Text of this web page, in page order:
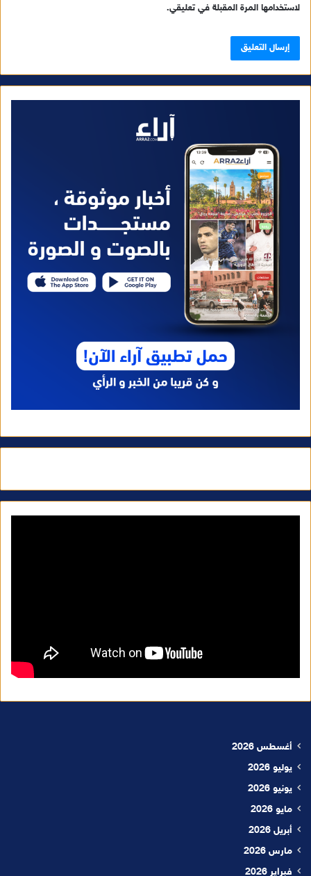
لاستخدامها المرة المقبلة في تعليقي.
أغسطس 2026
يوليو 2026
يونيو 2026
مايو 2026
أبريل 2026
مارس 2026
فبراير 2026